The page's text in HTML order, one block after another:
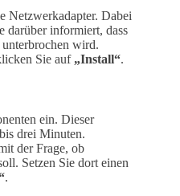
Netzwerkadapter. Dabei
darüber informiert, dass
wird.
Sie auf „Install“.
ein. Dieser
drei Minuten.
der Frage, ob
Setzen Sie dort einen
.